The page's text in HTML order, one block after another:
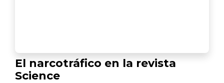
El narcotráfico en la revista
Science